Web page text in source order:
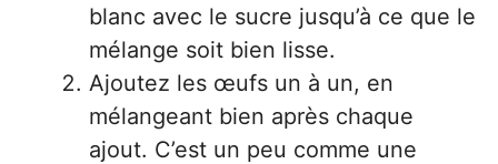
blanc avec le sucre jusqu’à ce que le
mélange soit bien lisse.
Ajoutez les œufs un à un, en
mélangeant bien après chaque
ajout. C’est un peu comme une